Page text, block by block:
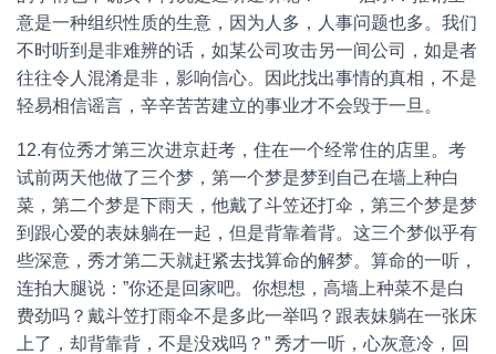
意是一种组织性质的生意，因为人多，人事问题也多。我们
不时听到是非难辨的话，如某公司攻击另一间公司，如是者
往往令人混淆是非，影响信心。因此找出事情的真相，不是
轻易相信谣言，辛辛苦苦建立的事业才不会毁于一旦。
12.有位秀才第三次进京赶考，住在一个经常住的店里。考
试前两天他做了三个梦，第一个梦是梦到自己在墙上种白
菜，第二个梦是下雨天，他戴了斗笠还打伞，第三个梦是梦
到跟心爱的表妹躺在一起，但是背靠着背。这三个梦似乎有
些深意，秀才第二天就赶紧去找算命的解梦。算命的一听，
连拍大腿说：”你还是回家吧。你想想，高墙上种菜不是白
费劲吗？戴斗笠打雨伞不是多此一举吗？跟表妹躺在一张床
上了，却背靠背，不是没戏吗？” 秀才一听，心灰意冷，回